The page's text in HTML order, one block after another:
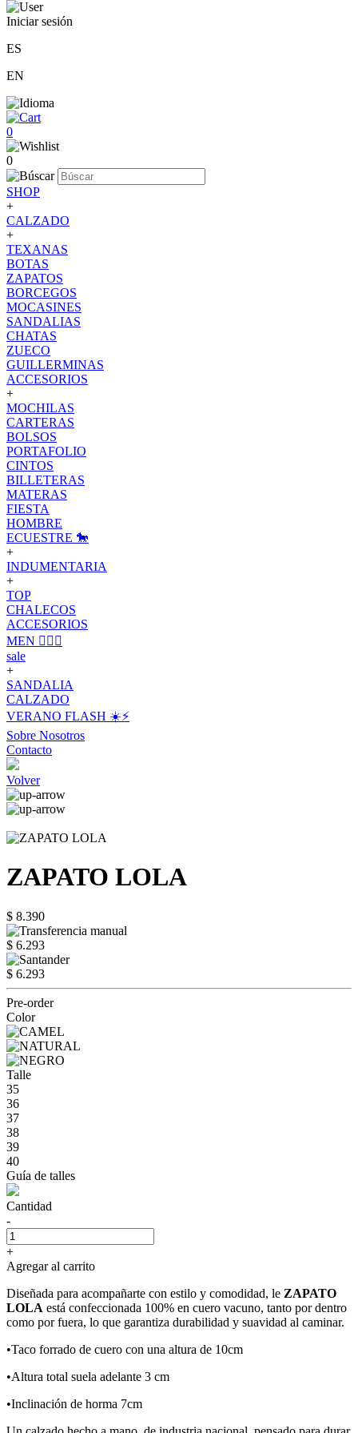
Iniciar sesión
ES
EN
0
0
SHOP
+
CALZADO
+
TEXANAS
BOTAS
ZAPATOS
BORCEGOS
MOCASINES
SANDALIAS
CHATAS
ZUECO
GUILLERMINAS
ACCESORIOS
+
MOCHILAS
CARTERAS
BOLSOS
PORTAFOLIO
CINTOS
BILLETERAS
MATERAS
FIESTA
HOMBRE
ECUESTRE 🐎
+
INDUMENTARIA
+
TOP
CHALECOS
ACCESORIOS
MEN 🙋🏽‍♂️
sale
+
SANDALIA
CALZADO
VERANO FLASH ☀️⚡️
Sobre Nosotros
Contacto
Volver
ZAPATO LOLA
$ 8.390
$ 6.293
$ 6.293
Pre-order
Color
Talle
35
36
37
38
39
40
Guía de talles
Cantidad
-
+
Agregar al carrito
Diseñada para acompañarte con estilo y comodidad, le ZAPATO
LOLA está confeccionada 100% en cuero vacuno, tanto por dentro
como por fuera, lo que garantiza durabilidad y suavidad al caminar.
•Taco forrado de cuero con una altura de 10cm
•Altura total suela adelante 3 cm
•Inclinación de horma 7cm